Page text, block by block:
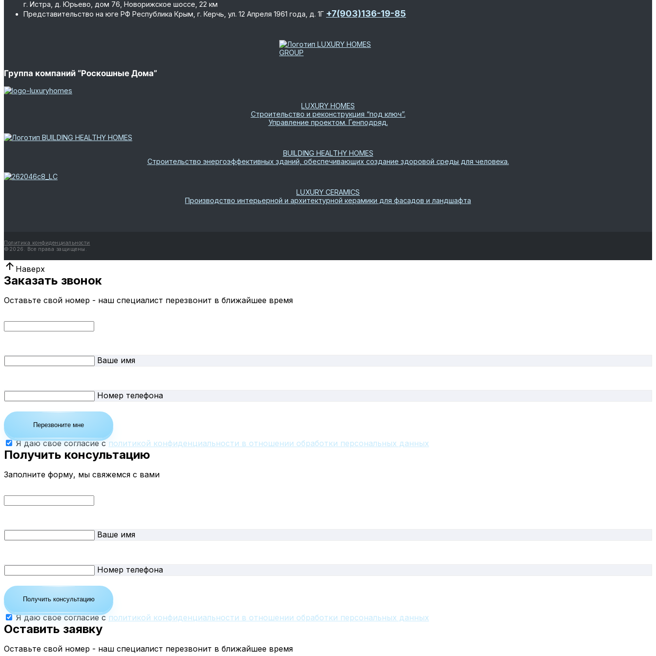
г. Истра, д. Юрьево, дом 76, Новорижское шоссе, 22 км
Представительство на юге РФ Республика Крым, г. Керчь, ул. 12 Апреля 1961 года, д. 1Г +7(903)136-19-85
Группа компаний “Роскошные Дома”
LUXURY HOMES
Строительство и реконструкция “под ключ”.
Управление проектом. Генподряд.
BUILDING HEALTHY HOMES
Строительство энергоэффективных зданий, обеспечивающих создание здоровой среды для человека.
LUXURY CERAMICS
Производство интерьерной и архитектурной керамики для фасадов и ландшафта
Политика конфиденциальности
© 2026. Все права защищены.
Наверх
Заказать звонок
Оставьте свой номер - наш специалист перезвонит в ближайшее время
Ваше имя
Номер телефона
Перезвоните мне
Я даю свое согласие с политикой конфиденциальности в отношении обработки персональных данных
Получить консультацию
Заполните форму, мы свяжемся с вами
Ваше имя
Номер телефона
Получить консультацию
Я даю свое согласие с политикой конфиденциальности в отношении обработки персональных данных
Оставить заявку
Оставьте свой номер - наш специалист перезвонит в ближайшее время